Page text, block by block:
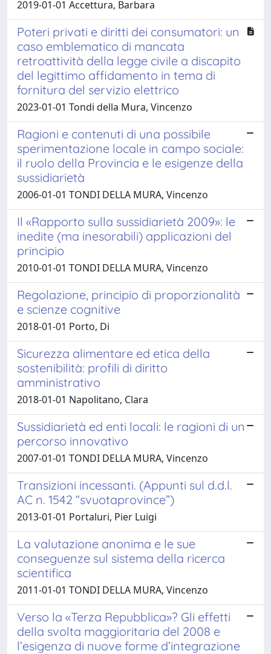
2019-01-01 Accettura, Barbara
Poteri privati e diritti dei consumatori: un
caso emblematico di mancata
retroattività della legge civile a discapito
del legittimo affidamento in tema di
fornitura del servizio elettrico
2023-01-01 Tondi della Mura, Vincenzo
Ragioni e contenuti di una possibile
sperimentazione locale in campo sociale:
il ruolo della Provincia e le esigenze della
sussidiarietà
2006-01-01 TONDI DELLA MURA, Vincenzo
Il «Rapporto sulla sussidiarietà 2009»: le
inedite (ma inesorabili) applicazioni del
principio
2010-01-01 TONDI DELLA MURA, Vincenzo
Regolazione, principio di proporzionalità
e scienze cognitive
2018-01-01 Porto, Di
Sicurezza alimentare ed etica della
sostenibilità: profili di diritto
amministrativo
2018-01-01 Napolitano, Clara
Sussidiarietà ed enti locali: le ragioni di un
percorso innovativo
2007-01-01 TONDI DELLA MURA, Vincenzo
Transizioni incessanti. (Appunti sul d.d.l.
AC n. 1542 “svuotaprovince”)
2013-01-01 Portaluri, Pier Luigi
La valutazione anonima e le sue
conseguenze sul sistema della ricerca
scientifica
2011-01-01 TONDI DELLA MURA, Vincenzo
Verso la «Terza Repubblica»? Gli effetti
della svolta maggioritaria del 2008 e
l’esigenza di nuove forme d’integrazione